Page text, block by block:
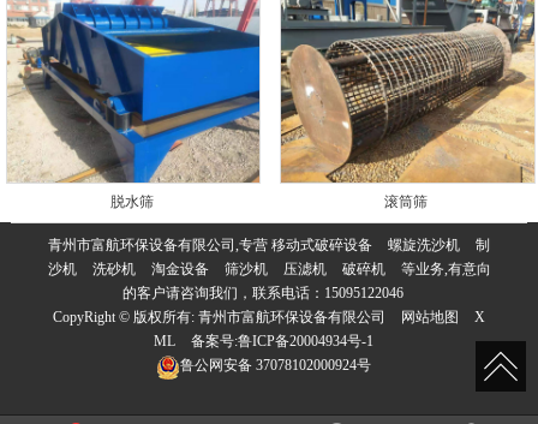
脱水筛 滚筒筛
青州市富航环保设备有限公司,专营 移动式破碎设备 螺旋洗沙机
制
沙机
洗砂机 淘金设备 筛沙机 压滤机 破碎机
等业务,有意向
的客户请咨询我们，联系电话： 15095122046
CopyRight © 版权所有: 青州市富航环保设备有限公司 网站地图
X
ML
备案号:鲁ICP备20004934号-1
鲁公网安备37078102000924号